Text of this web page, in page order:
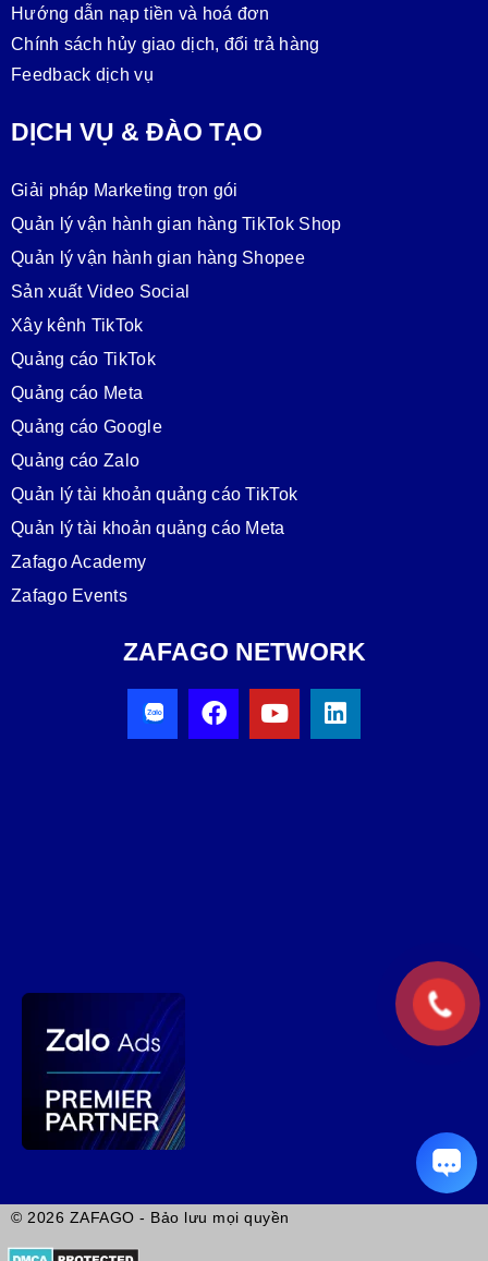
Hướng dẫn nạp tiền và hoá đơn
Chính sách hủy giao dịch, đổi trả hàng
Feedback dịch vụ
DỊCH VỤ & ĐÀO TẠO
Giải pháp Marketing trọn gói
Quản lý vận hành gian hàng TikTok Shop
Quản lý vận hành gian hàng Shopee
Sản xuất Video Social
Xây kênh TikTok
Quảng cáo TikTok
Quảng cáo Meta
Quảng cáo Google
Quảng cáo Zalo
Quản lý tài khoản quảng cáo TikTok
Quản lý tài khoản quảng cáo Meta
Zafago Academy
Zafago Events
ZAFAGO NETWORK
© 2026 ZAFAGO - Bảo lưu mọi quyền